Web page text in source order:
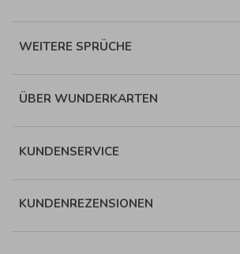
WEITERE SPRÜCHE
ÜBER WUNDERKARTEN
KUNDENSERVICE
KUNDENREZENSIONEN